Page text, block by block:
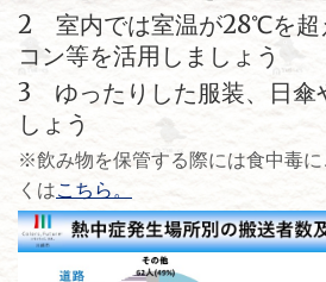
2 室内では室温が28℃を超
コン等を活用しましょう
3 ゆったりした服装、日傘
しょう
※飲み物を保管する際には食中毒
くはこちら。